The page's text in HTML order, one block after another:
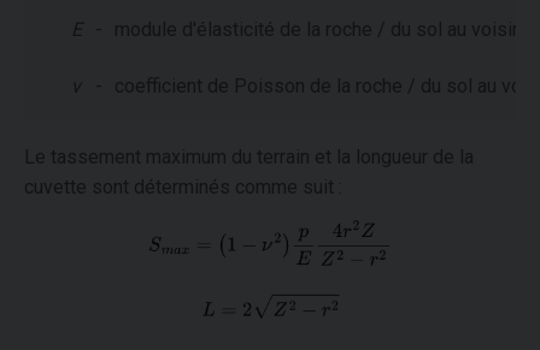
E - module d'élasticité de la roche / du sol au
ν - coefficient de Poisson de la roche / du sol au
Le tassement maximum du terrain et la longueur de la
cuvette sont déterminés comme suit :